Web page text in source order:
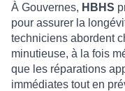
À Gouvernes, HBHS
pour assurer la
techniciens abordent
minutieuse, à la fois
que les réparations
immédiates tout en